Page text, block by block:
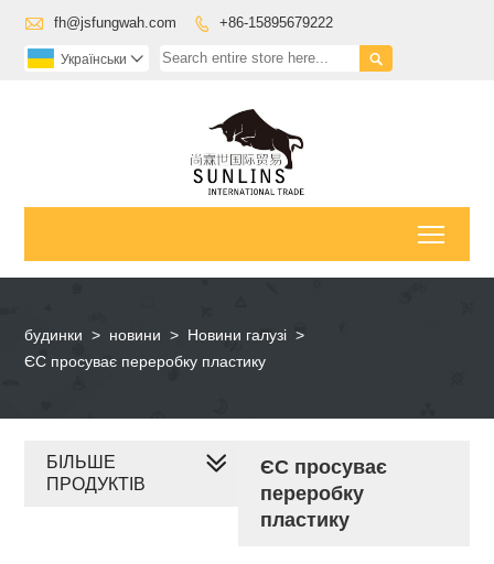
 fh@jsfungwah.com  +86-15895679222

Українськи 
будинки > новини > Новини галузі >
ЄС просуває переробку пластику
ЄС просуває
переробку
пластику
БІЛЬШЕ
ПРОДУКТІВ